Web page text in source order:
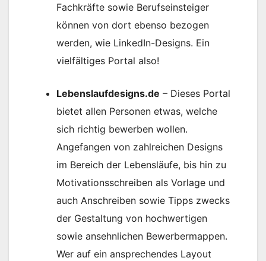
Fachkräfte sowie Berufseinsteiger
können von dort ebenso bezogen
werden, wie LinkedIn-Designs. Ein
vielfältiges Portal also!
Lebenslaufdesigns.de – Dieses Portal
bietet allen Personen etwas, welche
sich richtig bewerben wollen.
Angefangen von zahlreichen Designs
im Bereich der Lebensläufe, bis hin zu
Motivationsschreiben als Vorlage und
auch Anschreiben sowie Tipps zwecks
der Gestaltung von hochwertigen
sowie ansehnlichen Bewerbermappen.
Wer auf ein ansprechendes Layout